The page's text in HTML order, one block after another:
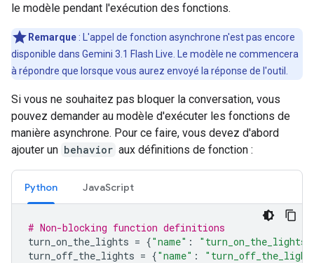
le modèle pendant l'exécution des fonctions.
Remarque :
L'appel de fonction asynchrone n'est pas encore
disponible dans Gemini 3.1 Flash Live. Le modèle ne commencera
à répondre que lorsque vous aurez envoyé la réponse de l'outil.
Si vous ne souhaitez pas bloquer la conversation, vous
pouvez demander au modèle d'exécuter les fonctions de
manière asynchrone. Pour ce faire, vous devez d'abord
ajouter un behavior aux définitions de fonction :
Python JavaScript
# Non-blocking function definitions
turn_on_the_lights = {"name" : "turn_on_the_lights"
turn_off_the_lights = {"name" :